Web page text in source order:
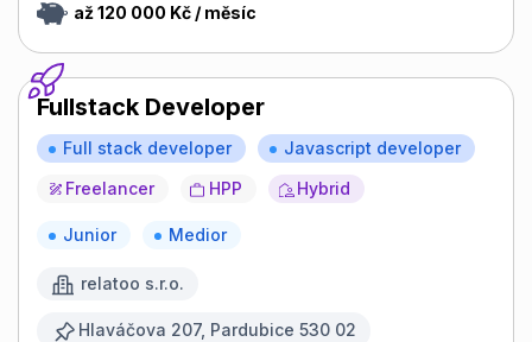
až 120 000 Kč / měsíc
Fullstack Developer
Full stack developer
Javascript developer
Freelancer
HPP Hybrid
Junior Medior
relatoo s.r.o.
Hlaváčova 207, Pardubice 530 02